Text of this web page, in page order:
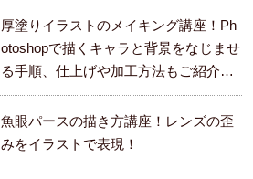
厚塗りイラストのメイキング講座！Ph
otoshopで描くキャラと背景をなじませ
る手順、仕上げや加工方法もご紹介し
ます。
魚眼パースの描き方講座！レンズの歪
みをイラストで表現！